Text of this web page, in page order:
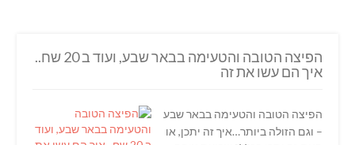
הפיצה הטובה והטעימה בבאר שבע, ועוד ב 20 שח..
איך הם עשו את זה
הפיצה הטובה והטעימה בבאר שבע
– וגם הזולה ביותר…איך זה יתכן, או